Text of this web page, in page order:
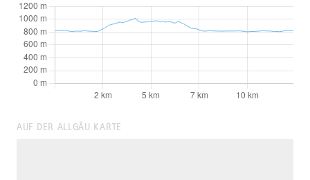
AUF DER ALLGÄU KARTE